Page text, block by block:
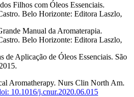
Filhos com Óleos Essenciais.
Belo Horizonte: Editora Laszlo,
Manual da Aromaterapia.
Belo Horizonte: Editora Laszlo,
de Aplicação de Óleos Essenciais. São
Aromatherapy. Nurs Clin North Am.
10.1016/j.cnur.2020.06.015